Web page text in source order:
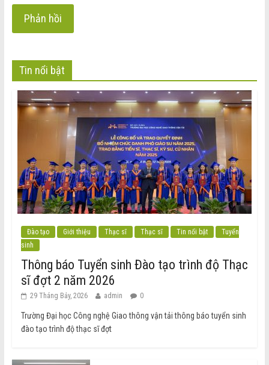
Tin nổi bật
Đào tạo Giới thiệu Thạc sĩ Thạc sĩ Tin nổi bật
Tuyển
sinh
Thông báo Tuyển sinh Đào tạo trình độ Thạc
sĩ đợt 2 năm 2026
29 Tháng Bảy, 2026 admin 0
Trường Đại học Công nghệ Giao thông vận tải thông báo tuyển sinh
đào tạo trình độ thạc sĩ đợt